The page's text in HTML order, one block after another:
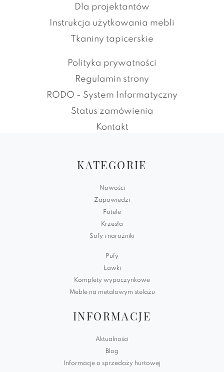
Dla projektantów
Instrukcja użytkowania mebli
Tkaniny tapicerskie
Polityka prywatności
Regulamin strony
RODO - System Informatyczny
Status zamówienia
Kontakt
KATEGORIE
Nowości
Zapowiedzi
Fotele
Krzesła
Sofy i narożniki
Pufy
Ławki
Komplety wypoczynkowe
Meble na metalowym stelażu
INFORMACJE
Aktualności
Blog
Informacje o sprzedaży hurtowej